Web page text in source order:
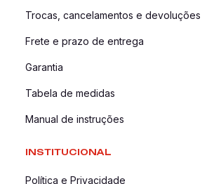
Trocas, cancelamentos e devoluções
Frete e prazo de entrega
Garantia
Tabela de medidas
Manual de instruções
INSTITUCIONAL
Política e Privacidade